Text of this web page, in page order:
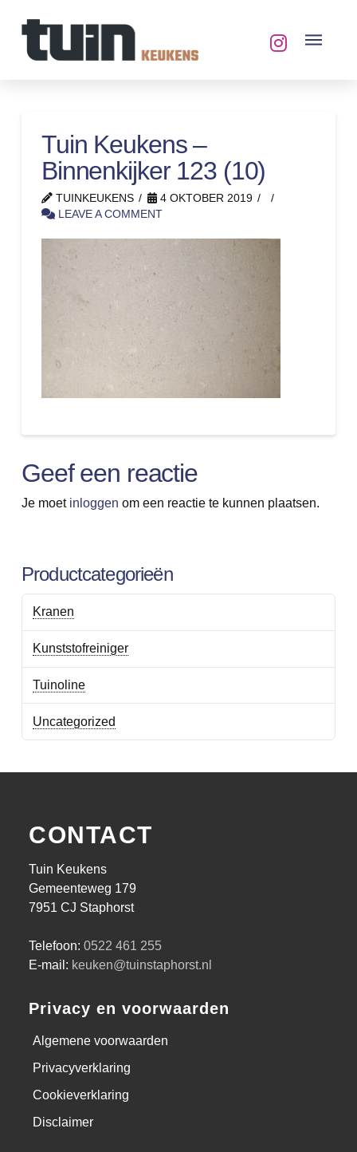
Tuin Keukens –
Binnenkijker 123 (10)
TUINKEUKENS
4 OKTOBER 2019
LEAVE A COMMENT
Geef een reactie
Je moet inloggen om een reactie te kunnen plaatsen.
Productcategorieën
Kranen
Kunststofreiniger
Tuinoline
Uncategorized
CONTACT
Tuin Keukens
Gemeenteweg 179
7951 CJ Staphorst
Telefoon: 0522 461 255
E-mail: keuken@tuinstaphorst.nl
Privacy en voorwaarden
Algemene voorwaarden
Privacyverklaring
Cookieverklaring
Disclaimer